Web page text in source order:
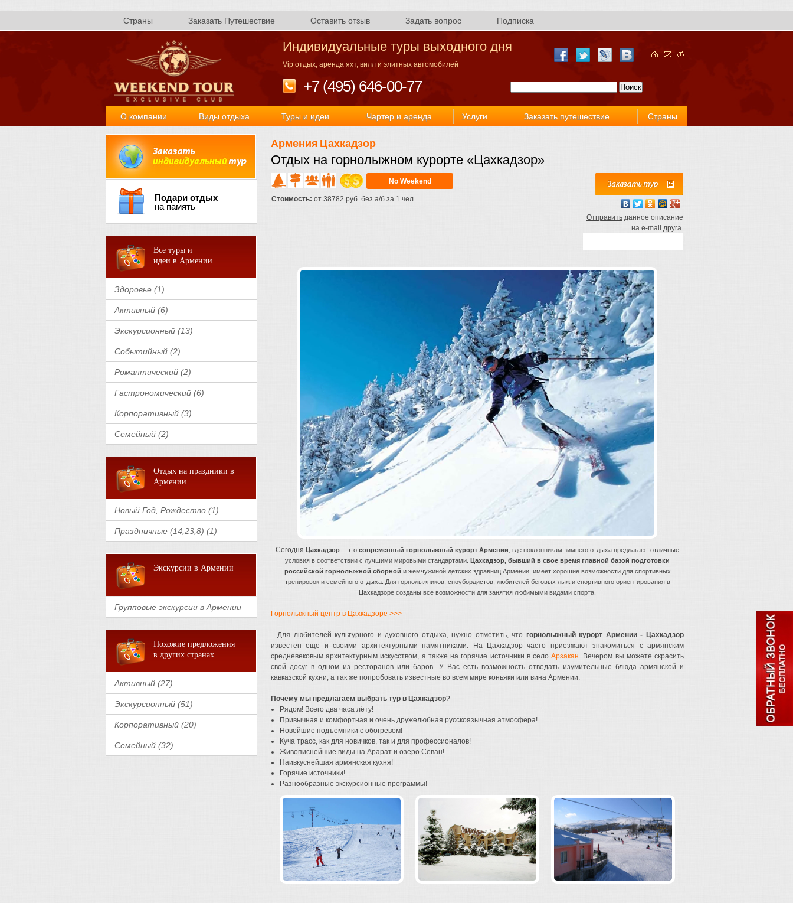
Страны Заказать Путешествие Оставить отзыв Задать вопрос Подписка
Индивидуальные туры выходного дня
Vip отдых, аренда яхт, вилл и элитных автомобилей
+7 (495) 646-00-77
О компании Виды отдыха Туры и идеи Чартер и аренда Услуги Заказать путешествие Страны
Подари отдых
на память
Все туры и
идеи в Армении
Здоровье (1)
Активный (6)
Экскурсионный (13)
Событийный (2)
Романтический (2)
Гастрономический (6)
Корпоративный (3)
Семейный (2)
Отдых на праздники в
Армении
Новый Год, Рождество (1)
Праздничные (14,23,8) (1)
Экскурсии в Армении
Групповые экскурсии в Армении
Похожие предложения
в других странах
Активный (27)
Экскурсионный (51)
Корпоративный (20)
Семейный (32)
Армения Цахкадзор
Отдых на горнолыжном курорте «Цахкадзор»
No Weekend
Стоимость: от 38782 руб. без а/б за 1 чел.
Отправить данное описание
на e-mail друга.
Сегодня Цахкадзор – это современный горнолыжный курорт Армении , где поклонникам зимнего отдыха предлагают отличные
условия в соответствии с лучшими мировыми стандартами. Цахкадзор, бывший в свое время главной базой подготовки
российской горнолыжной сборной и жемчужиной детских здравниц Армении, имеет хорошие возможности для спортивных
тренировок и семейного отдыха. Для горнолыжников, сноубордистов, любителей беговых лыж и спортивного ориентирования в
Цахкадзоре созданы все возможности для занятия любимыми видами спорта.
Горнолыжный центр в Цахкадзоре >>>
Для любителей культурного и духовного отдыха, нужно отметить, что горнолыжный курорт Армении - Цахкадзор
известен еще и своими архитектурными памятниками. На Цахкадзор часто приезжают знакомиться с армянским
средневековым архитектурным искусством, а также на горячие источники в селоАрзакан. Вечером вы можете скрасить
свой досуг в одном из ресторанов или баров. У Вас есть возможность отведать изумительные блюда армянской и
кавказской кухни, а так же попробовать известные во всем мире коньяки или вина Армении.
Почему мы предлагаем выбрать тур в Цахкадзор?
Рядом! Всего два часа лёту!
Привычная и комфортная и очень дружелюбная русскоязычная атмосфера!
Новейшие подъемники с обогревом!
Куча трасс, как для новичков, так и для профессионалов!
Живописнейшие виды на Арарат и озеро Севан!
Наивкуснейшая армянская кухня!
Горячие источники!
Разнообразные экскурсионные программы!